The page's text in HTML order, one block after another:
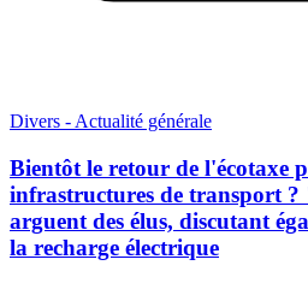
Divers - Actualité générale
Bientôt le retour de l'écotaxe
infrastructures de transport ?
arguent des élus, discutant
la recharge électrique